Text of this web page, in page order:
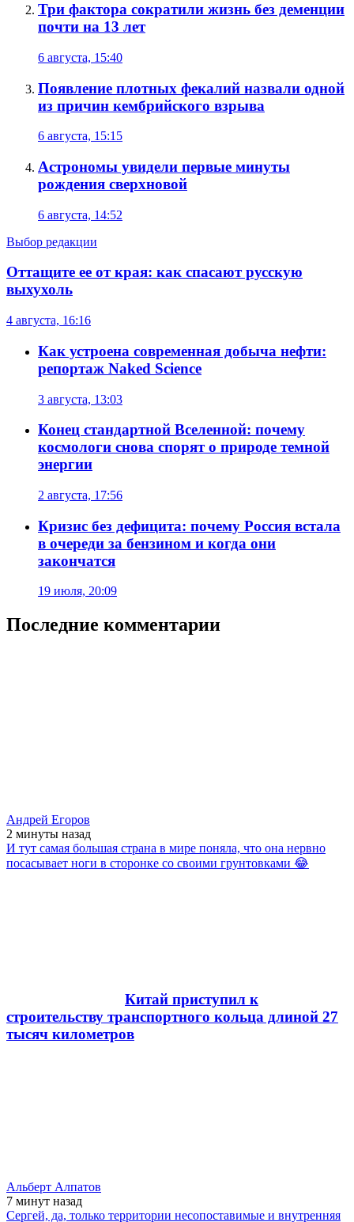
Три фактора сократили жизнь без деменции
почти на 13 лет
6 августа, 15:40
Появление плотных фекалий назвали одной
из причин кембрийского взрыва
6 августа, 15:15
Астрономы увидели первые минуты
рождения сверхновой
6 августа, 14:52
Выбор редакции
Оттащите ее от края: как спасают русскую
выхухоль
4 августа, 16:16
Как устроена современная добыча нефти:
репортаж Naked Science
3 августа, 13:03
Конец стандартной Вселенной: почему
космологи снова спорят о природе темной
энергии
2 августа, 17:56
Кризис без дефицита: почему Россия встала
в очереди за бензином и когда они
закончатся
19 июля, 20:09
Последние комментарии
Андрей Егоров
2 минуты назад
И тут самая большая страна в мире поняла, что она нервно
посасывает ноги в сторонке со своими грунтовками 😂
Китай приступил к
строительству транспортного кольца длиной 27
тысяч километров
Альберт Алпатов
7 минут назад
Сергей, да, только территории несопоставимые и внутренняя